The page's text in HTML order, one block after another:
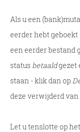
Als u een
eerder hebt
een eerder bestand
status betaaldgezet
staan - klik dan op
deze verwijderd van
Let u tenslotte op